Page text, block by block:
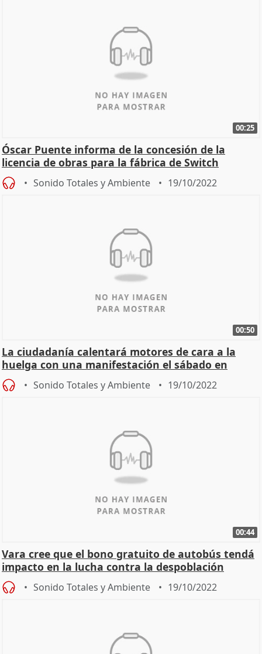
00:25
Óscar Puente informa de la concesión de la
licencia de obras para la fábrica de Switch
Sonido Totales y Ambiente 19/10/2022
00:50
La ciudadanía calentará motores de cara a la
huelga con una manifestación el sábado en
Madrid por la
Sonido Totales y Ambiente 19/10/2022
00:44
Vara cree que el bono gratuito de autobús tendá
impacto en la lucha contra la despoblación
Sonido Totales y Ambiente 19/10/2022